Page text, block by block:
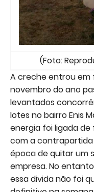
(Foto:
A creche entrou
novembro do ano
levantados
lotes no bairro Enis
energia foi ligada de
com a
época de quitar um
empresa. No
essa divida não foi